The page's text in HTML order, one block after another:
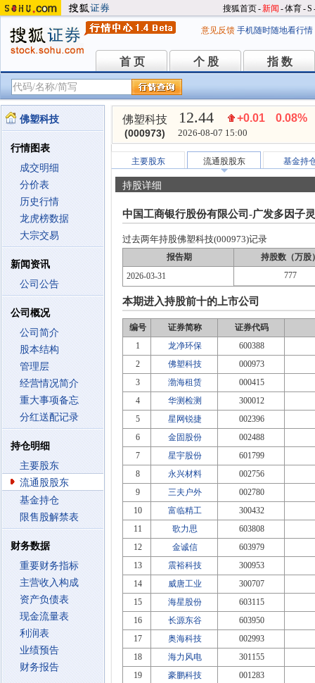
搜狐首页-新闻 -体育-S
意见反馈 手机随时随地看行情
首 页
首 页 个 股
个 股 指 数
指 数
佛塑科技
行情图表
成交明细
分价表
历史行情
龙虎榜数据
大宗交易
新闻资讯
公司公告
公司概况
公司简介
股本结构
管理层
经营情况简介
重大事项备忘
分红送配记录
持仓明细
主要股东
流通股股东
基金持仓
限售股解禁表
财务数据
重要财务指标
主营收入构成
资产负债表
现金流量表
利润表
业绩预告
财务报告
佛塑科技
(000973)
12.44 +0.01 0.08%
2026-08-07 15:00
主要股东 流通股股东 基金持
持股详细
中国工商银行股份有限公司-广发多因子
过去两年持股佛塑科技(000973)记录
报告期
持股数（万股
2026-03-31
777
本期进入持股前十的上市公司
编号 证券简称
证券代码
1
龙净环保
600388
2
佛塑科技
000973
3
渤海租赁
000415
4
华测检测
300012
5
星网锐捷
002396
6
金固股份
002488
7
星宇股份
601799
8
永兴材料
002756
9
三夫户外
002780
10
富临精工
300432
11
歌力思
603808
12
金诚信
603979
13
震裕科技
300953
14
威唐工业
300707
15
海星股份
603115
16
长源东谷
603950
17
奥海科技
002993
18
海力风电
301155
19
豪鹏科技
001283